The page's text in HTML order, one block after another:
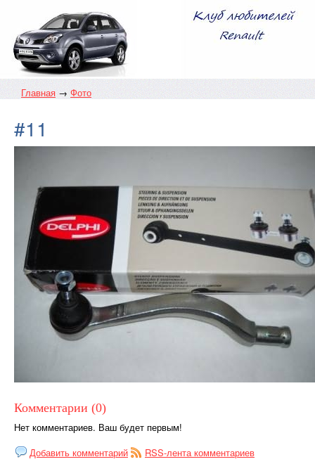
Главная → Фото
#11
Комментарии (0)
Нет комментариев. Ваш будет первым!
Добавить комментарий
RSS-лента комментариев